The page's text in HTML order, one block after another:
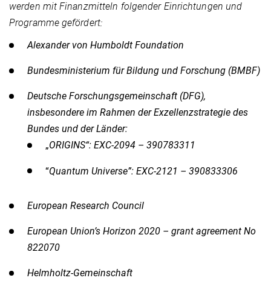
werden mit Finanzmitteln folgender Einrichtungen und
Programme gefördert:
Alexander von Humboldt Foundation
Bundesministerium für Bildung und Forschung (BMBF)
Deutsche Forschungsgemeinschaft (DFG),
insbesondere im Rahmen der Exzellenzstrategie des
Bundes und der Länder:
„ORIGINS“: EXC-2094 – 390783311
“Quantum Universe”: EXC-2121 – 390833306
European Research Council
European Union’s Horizon 2020 – grant agreement No
822070
Helmholtz-Gemeinschaft